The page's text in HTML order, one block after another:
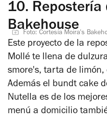
10. Repostería
Bakehouse
Foto: Cortesía Moira's
Este proyecto de la
Mollé te llena de
smore's, tarta de limón,
Además el bundt cake
Nutella es de los
menú a domicilio